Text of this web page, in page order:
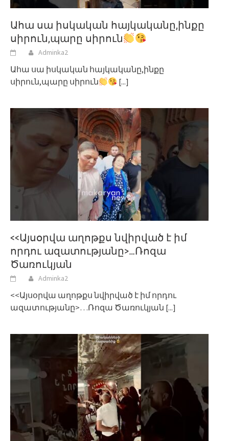
Ահա սա իսկական հայկականը,ինքը
սիրուն,պարը սիրուն
Adminka2
Ահա սա իսկական հայկականը,ինքը
սիրուն,պարը սիրուն
[...]
<<Այսօրվա աղոթքս նվիրված է իմ
որդու ազատությանը>…Ռոզա
Ծառուկյան
Adminka2
<<Այսօրվա աղոթքս նվիրված է իմ որդու
ազատությանը>…Ռոզա Ծառուկյան [...]